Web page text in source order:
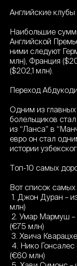
Английские клубы
Наибольшие
Английской
ними следуют
млн), Франция
($202,1 млн).
Переход
Одним из
болельщиков
из “Ланса” в
евро он стал
истории
Топ-10 самых
Вот список самых
1. Джон Дуран –
млн)
2. Умар Мармуш –
(€75 млн)
3. Хвича
4. Нико Гонсалес
(€60 млн)